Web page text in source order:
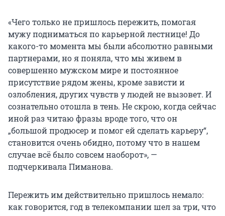
«Чего только не пришлось пережить, помогая
мужу подниматься по карьерной лестнице! До
какого-то момента мы были абсолютно равными
партнерами, но я поняла, что мы живем в
совершенно мужском мире и постоянное
присутствие рядом жены, кроме зависти и
озлобления, других чувств у людей не вызовет. И
сознательно отошла в тень. Не скрою, когда сейчас
иной раз читаю фразы вроде того, что он
„большой продюсер и помог ей сделать карьеру“,
становится очень обидно, потому что в нашем
случае всё было совсем наоборот», —
подчеркивала Пиманова.
Пережить им действительно пришлось немало:
как говорится, год в телекомпании шел за три, что